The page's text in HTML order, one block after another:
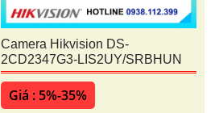
Camera Hikvision DS-
2CD2347G3-LIS2UY/SRBHUN
Giá : 5%-35%